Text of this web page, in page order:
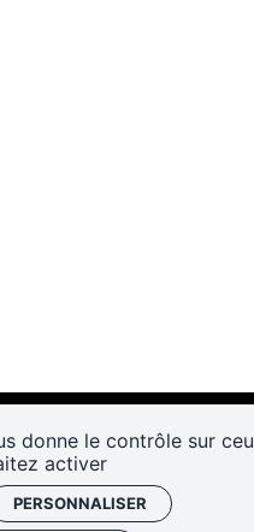
donne le contrôle sur
activer
PERSONNALISER